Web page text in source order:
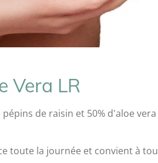
Vera LR
de raisin et 50% d'aloe vera
toute la journée et convient à